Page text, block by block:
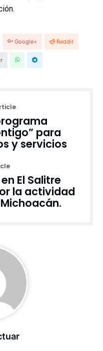
Google+ Reddit
para
y servicios
El Salitre
la actividad